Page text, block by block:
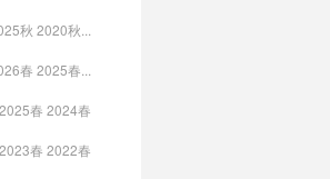
秋 2020秋...
春 2025春...
2025春 2024春
2023春 2022春